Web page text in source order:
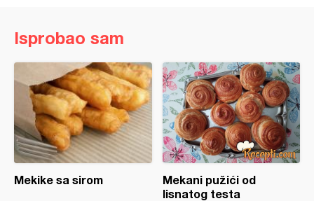
Isprobao sam
Mekike sa sirom
Mekani pužići od
lisnatog testa